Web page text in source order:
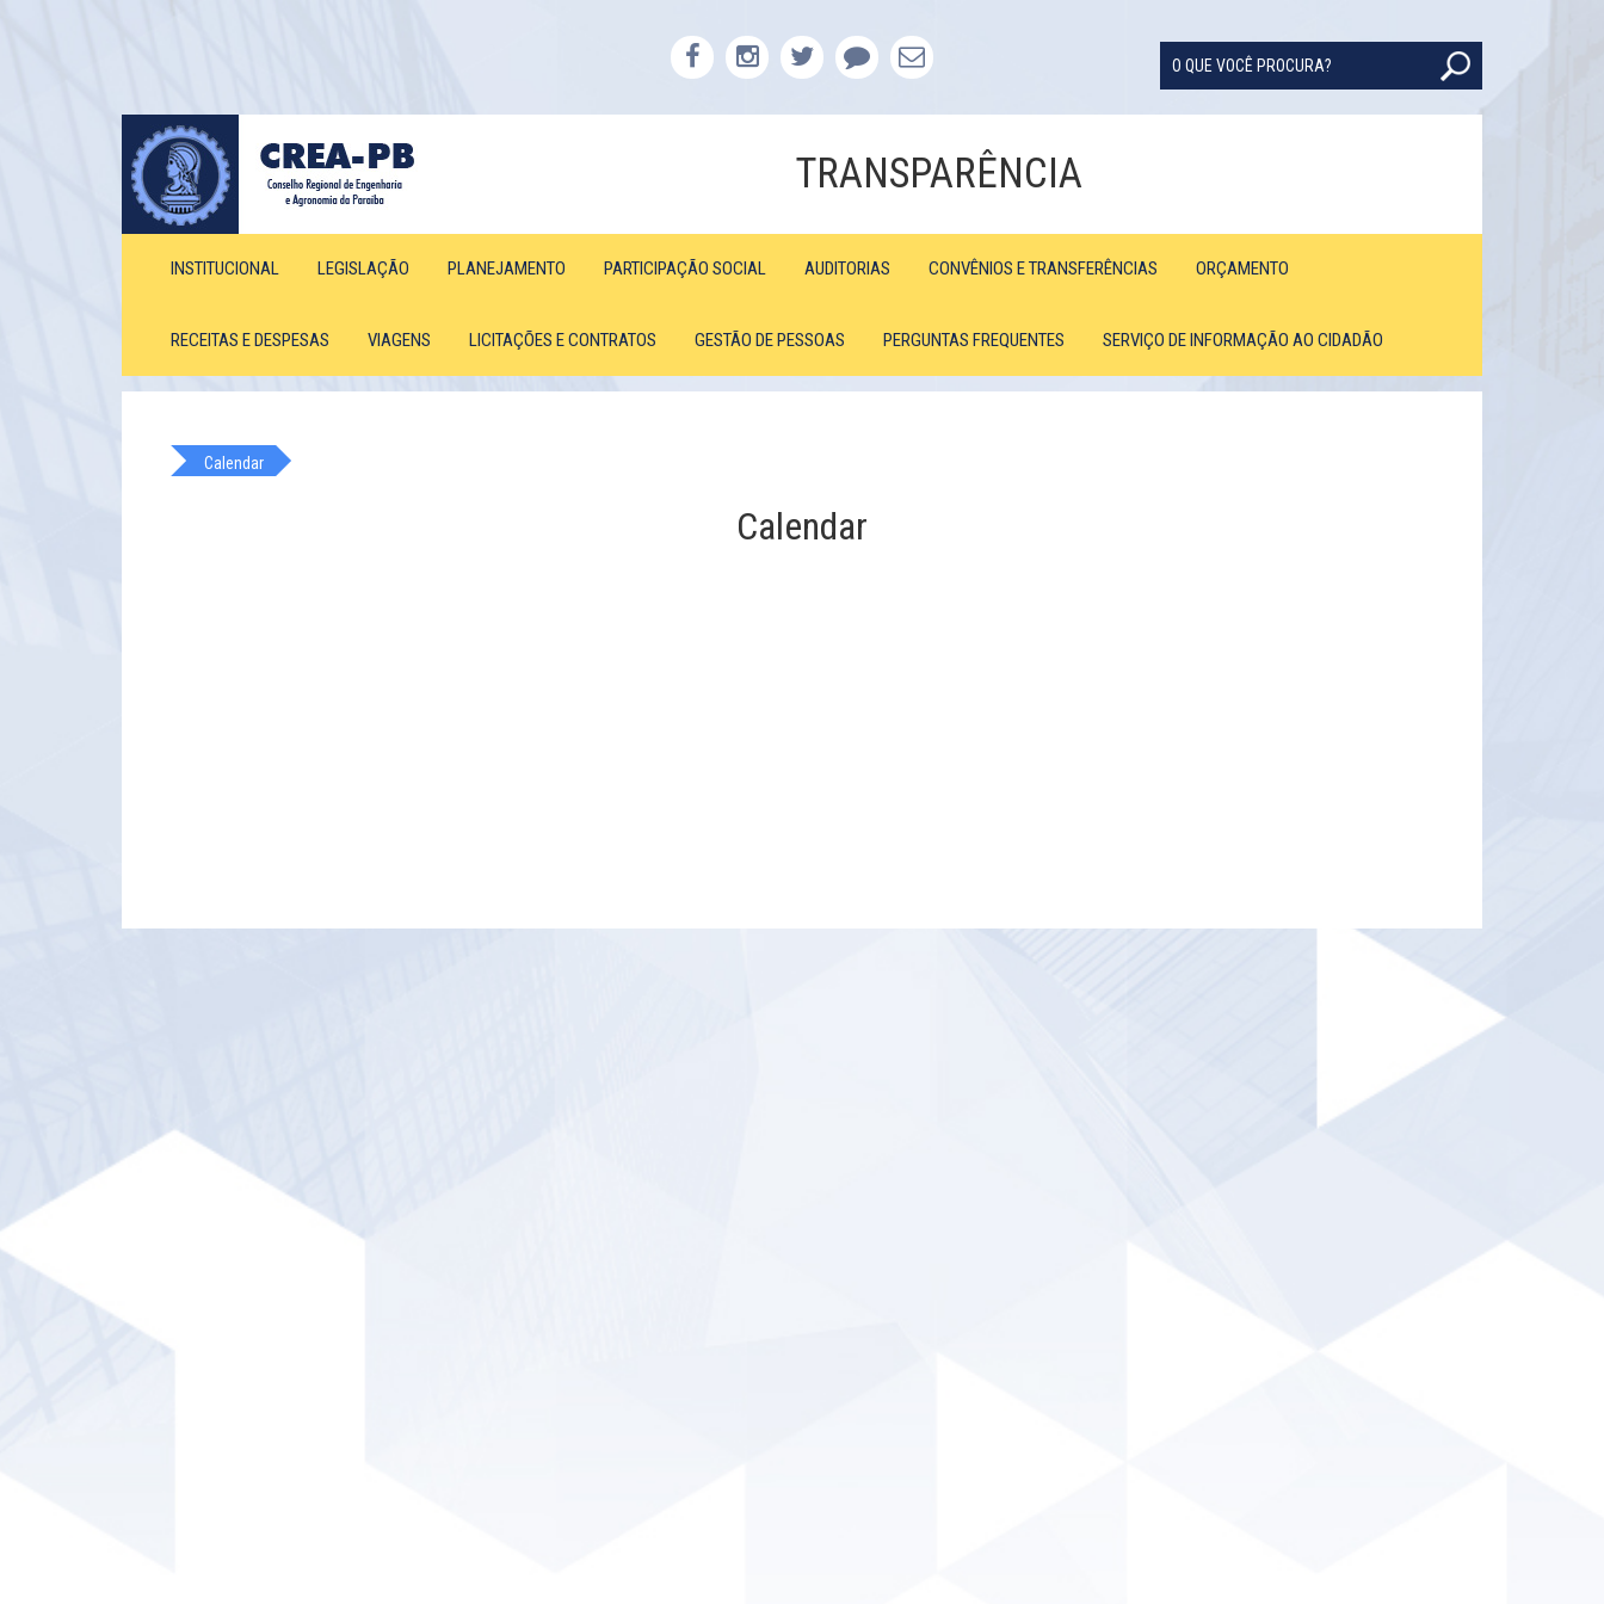
TRANSPARÊNCIA
INSTITUCIONAL LEGISLAÇÃO PLANEJAMENTO PARTICIPAÇÃO SOCIAL AUDITORIAS CONVÊNIOS E TRANSFERÊNCIAS ORÇAMENTO
RECEITAS E DESPESAS VIAGENS LICITAÇÕES E CONTRATOS GESTÃO DE PESSOAS PERGUNTAS FREQUENTES SERVIÇO DE INFORMAÇÃO AO CIDADÃO
Calendar
Calendar